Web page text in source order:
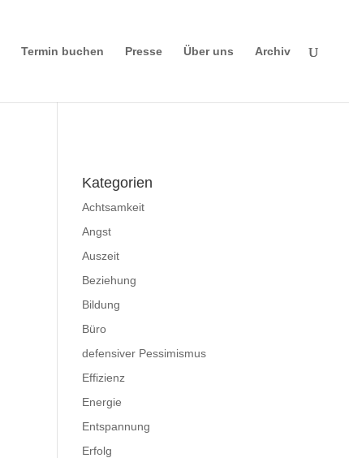
Termin buchen Presse Über uns Archiv
Kategorien
Achtsamkeit
Angst
Auszeit
Beziehung
Bildung
Büro
defensiver Pessimismus
Effizienz
Energie
Entspannung
Erfolg